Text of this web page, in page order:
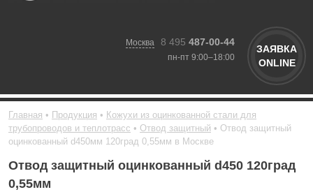
Москва 8 495 487-00-44
пн-пт 9:00–18:00
ЗАЯВКА
ONLINE
Главная Продукция
Кожухи из оцинкованной стали для
трубопроводов и теплотрасс
Отвод защитный
Отвод защитный
оцинкованный d450мм 120град 0,55мм в Москве
Отвод защитный оцинкованный d450 120град
0,55мм